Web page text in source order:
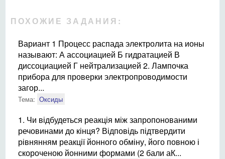
ПОХОЖИЕ ЗАДАНИЯ:
Вариант 1 Процесс распада электролита на ионы
называют: А ассоциацией Б гидратацией В
диссоциацией Г нейтрализацией 2. Лампочка
прибора для проверки электропроводимости
загор...
Тема: Оксиды
1. Чи відбудеться реакція між запропонованими
речовинами до кінця? Відповідь підтвердити
рівнянням реакції йонного обміну, його повною і
скороченою йонними формами (2 бали аК...